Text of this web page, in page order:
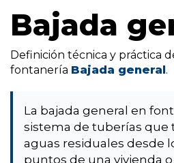
Bajada
Definición técnica y práctica
fontanería Bajada general .
La bajada general en
sistema de tuberías que
aguas residuales desde
puntos de una vivienda